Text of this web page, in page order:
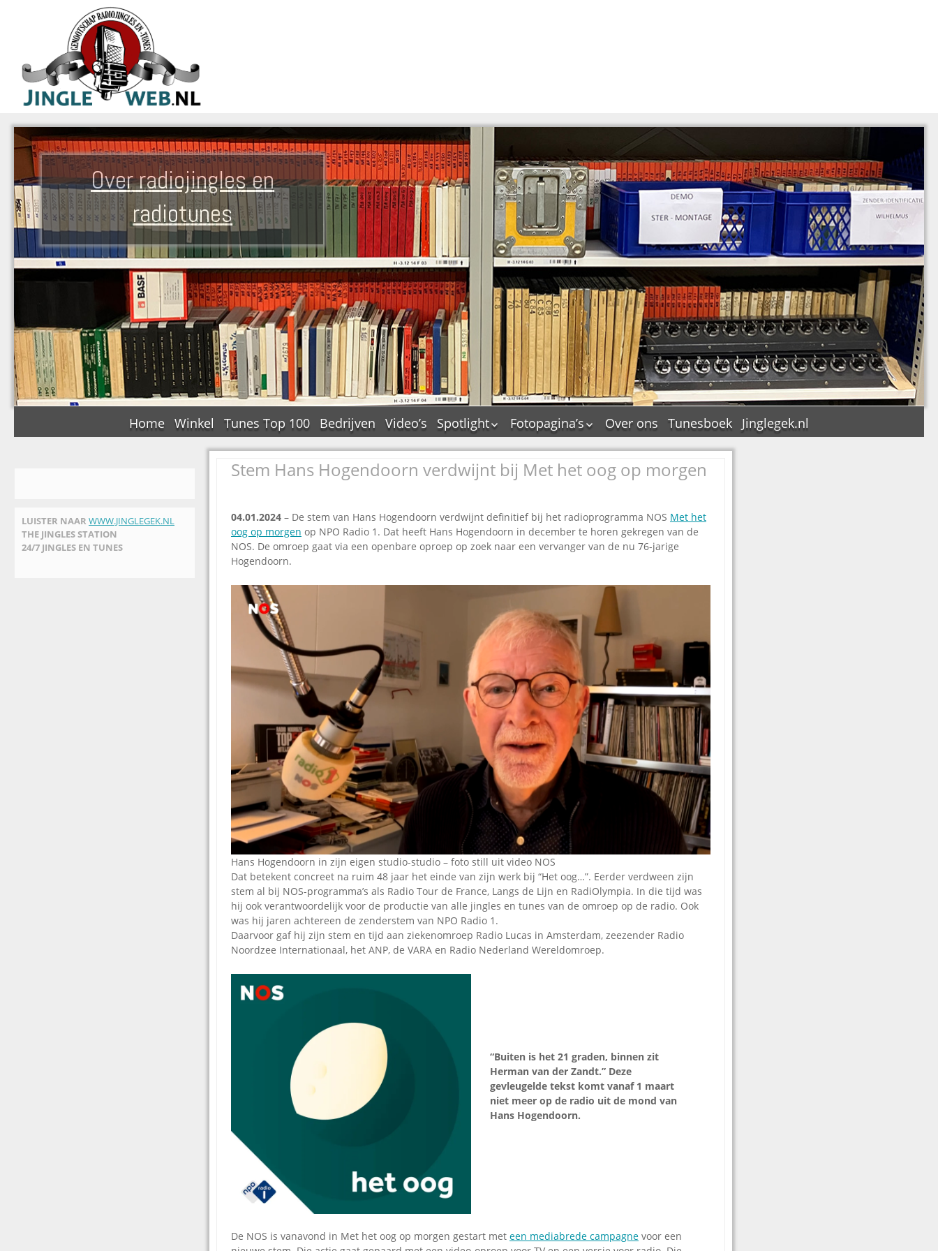
Over radiojingles en
radiotunes
Home Winkel Tunes Top 100 Bedrijven Video’s
Spotlight
De Tourflitsjingle –
wie zijn de makers?
Jingledemo’s en hun
Dallas jingle city
De Tourtune
Ferry Maat 65
Jingle Awards
Jingle NIEUW
Omroepbanden
Stoomfluit Klaas
Vaak
Uitvinding
jinglecassette
Fotopagina’s
JAM in pictures
PAMS in pictures
pictures
Top Format in
pictures
foto’s
Over ons Tunesboek Jinglegek.nl
LUISTER NAAR WWW.JINGLEGEK.NL
THE JINGLES STATION
24/7 JINGLES EN TUNES
Stem Hans Hogendoorn verdwijnt bij Met het oog op morgen
04.01.2024 – De stem van Hans Hogendoorn verdwijnt definitief bij het radioprogramma NOS Met het
oog op morgen op NPO Radio 1. Dat heeft Hans Hogendoorn in december te horen gekregen van de
NOS. De omroep gaat via een openbare oproep op zoek naar een vervanger van de nu 76-jarige
Hogendoorn.
Hans Hogendoorn in zijn eigen studio-studio – foto still uit video NOS
Dat betekent concreet na ruim 48 jaar het einde van zijn werk bij “Het oog…”. Eerder verdween zijn
stem al bij NOS-programma’s als Radio Tour de France, Langs de Lijn en RadiOlympia. In die tijd was
hij ook verantwoordelijk voor de productie van alle jingles en tunes van de omroep op de radio. Ook
was hij jaren achtereen de zenderstem van NPO Radio 1.
Daarvoor gaf hij zijn stem en tijd aan ziekenomroep Radio Lucas in Amsterdam, zeezender Radio
Noordzee Internationaal, het ANP, de VARA en Radio Nederland Wereldomroep.
“Buiten is het 21 graden, binnen zit
Herman van der Zandt.” Deze
gevleugelde tekst komt vanaf 1 maart
niet meer op de radio uit de mond van
Hans Hogendoorn.
De NOS is vanavond in Met het oog op morgen gestart met een mediabrede campagne voor een